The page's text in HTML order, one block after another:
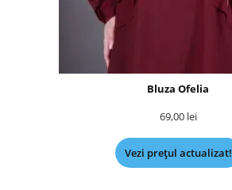
Bluza Ofelia
69,00 lei
Vezi prețul actualizat!